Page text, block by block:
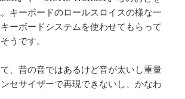
キーボードのロールスロイスの様な一
ーボードシステムを使わせてもらって
うです。
、昔の音ではあるけど音が太いし重量
セサイザーで再現できないし、かなわ